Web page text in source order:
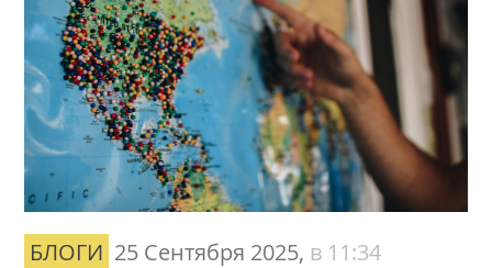
БЛОГИ 25 Сентября 2025, в 11:34